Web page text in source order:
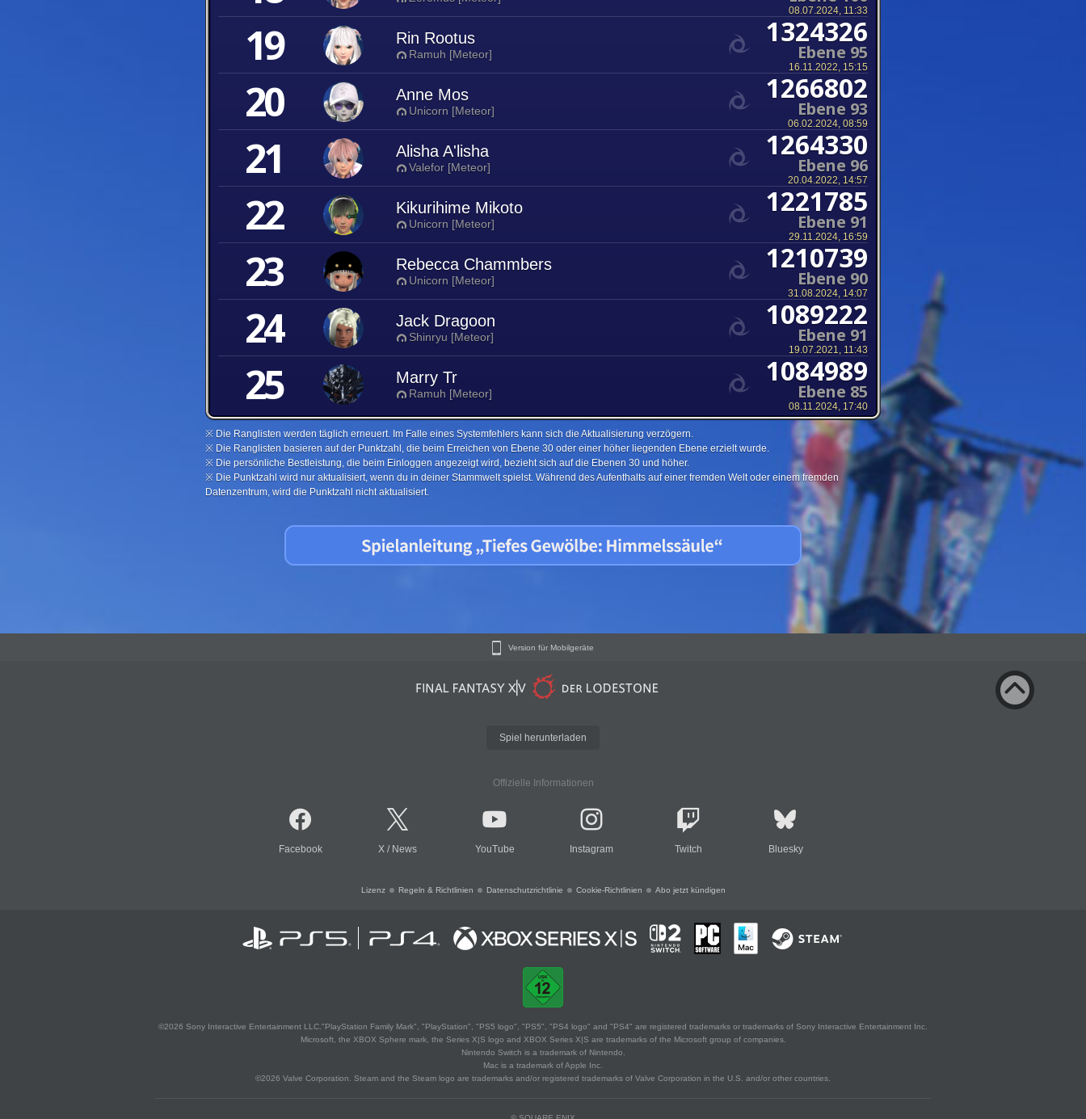
08.07.2024, 11:33
19 Rin Rootus
Ramuh [Meteor]
1324326
Ebene 95
16.11.2022, 15:15
20 Anne Mos
Unicorn [Meteor]
1266802
Ebene 93
06.02.2024, 08:59
21 Alisha A'lisha
Valefor [Meteor]
1264330
Ebene 96
20.04.2022, 14:57
22 Kikurihime Mikoto
Unicorn [Meteor]
1221785
Ebene 91
29.11.2024, 16:59
23 Rebecca Chammbers
Unicorn [Meteor]
1210739
Ebene 90
31.08.2024, 14:07
24 Jack Dragoon
Shinryu [Meteor]
1089222
Ebene 91
19.07.2021, 11:43
25 Marry Tr
Ramuh [Meteor]
1084989
Ebene 85
08.11.2024, 17:40
※ Die Ranglisten werden täglich erneuert. Im Falle eines Systemfehlers kann sich die Aktualisierung verzögern.
※ Die Ranglisten basieren auf der Punktzahl, die beim Erreichen von Ebene 30 oder einer höher liegenden Ebene erzielt wurde.
※ Die persönliche Bestleistung, die beim Einloggen angezeigt wird, bezieht sich auf die Ebenen 30 und höher.
※ Die Punktzahl wird nur aktualisiert, wenn du in deiner Stammwelt spielst. Während des Aufenthalts auf einer fremden Welt oder einem fremden
Datenzentrum, wird die Punktzahl nicht aktualisiert.
Version für Mobilgeräte
Spiel herunterladen
Offizielle Informationen
Facebook X / News YouTube Instagram Twitch Bluesky
Lizenz Regeln & Richtlinien Datenschutzrichtlinie Cookie-Richtlinien Abo jetzt kündigen
©2026 Sony Interactive Entertainment LLC."PlayStation Family Mark", "PlayStation", "PS5 logo", "PS5", "PS4 logo" and "PS4" are registered trademarks or trademarks of Sony Interactive Entertainment Inc.
Microsoft, the XBOX Sphere mark, the Series X|S logo and XBOX Series X|S are trademarks of the Microsoft group of companies.
Nintendo Switch is a trademark of Nintendo.
Mac is a trademark of Apple Inc.
©2026 Valve Corporation. Steam and the Steam logo are trademarks and/or registered trademarks of Valve Corporation in the U.S. and/or other countries.